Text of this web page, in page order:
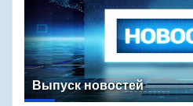
Выпуск новостей